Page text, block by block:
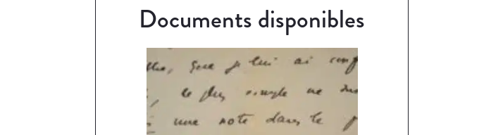
Documents disponibles